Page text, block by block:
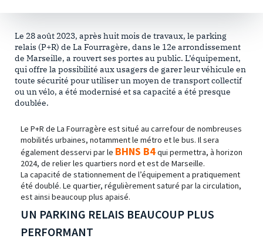
Le 28 août 2023, après huit mois de travaux, le parking
relais (P+R) de La Fourragère, dans le 12e arrondissement
de Marseille, a rouvert ses portes au public. L’équipement,
qui offre la possibilité aux usagers de garer leur véhicule en
toute sécurité pour utiliser un moyen de transport collectif
ou un vélo, a été modernisé et sa capacité a été presque
doublée.
Le P+R de La Fourragère est situé au carrefour de nombreuses
mobilités urbaines, notamment le métro et le bus. Il sera
également desservi par le BHNS B4qui permettra, à horizon
2024, de relier les quartiers nord et est de Marseille.
La capacité de stationnement de l’équipement a pratiquement
été doublé. Le quartier, régulièrement saturé par la circulation,
est ainsi beaucoup plus apaisé.
UN PARKING RELAIS BEAUCOUP PLUS
PERFORMANT